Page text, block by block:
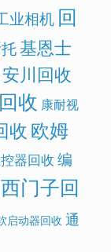
业相机 回
基恩士
安川回收
收 康耐视
收欧姆
器回收 编
西门子回
启动器回收 通